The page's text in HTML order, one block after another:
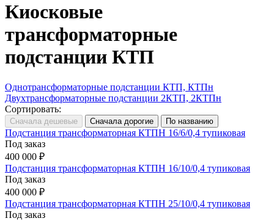
Киосковые
трансформаторные
подстанции КТП
Однотрансформаторные подстанции КТП, КТПн
Двухтрансформаторные подстанции 2КТП, 2КТПн
Сортировать:
Подстанция трансформаторная КТПН 16/6/0,4 тупиковая
Под заказ
400 000 ₽
Подстанция трансформаторная КТПН 16/10/0,4 тупиковая
Под заказ
400 000 ₽
Подстанция трансформаторная КТПН 25/10/0,4 тупиковая
Под заказ